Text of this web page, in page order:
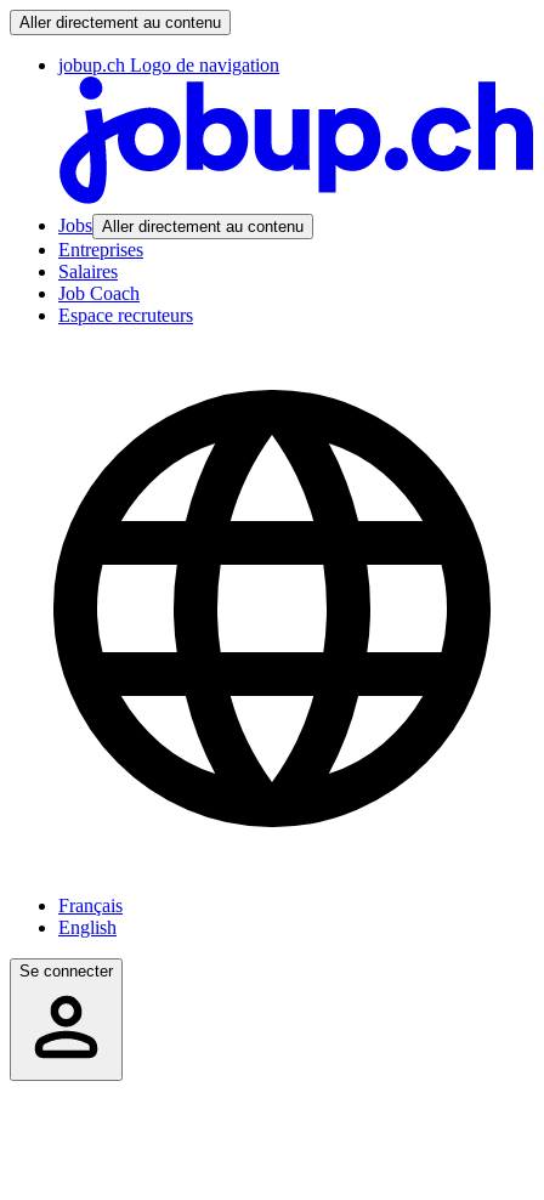
Aller directement au contenu
jobup.ch Logo de navigation
Jobs Aller directement au contenu
Entreprises
Salaires
Job Coach
Espace recruteurs
Français
English
Se connecter